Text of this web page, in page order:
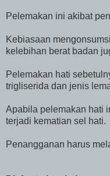
Pelemakan ini akibat
Kebiasaan
kelebihan berat badan
Pelemakan hati
trigliserida dan jenis
Apabila pelemakan hati
terjadi kematian sel hati.
Penangganan harus